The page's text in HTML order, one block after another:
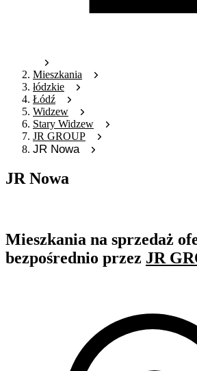
Mieszkania
łódzkie
Łódź
Widzew
Stary Widzew
JR GROUP
JR Nowa
JR Nowa
Mieszkania na sprzedaż
bezpośrednio przez JR